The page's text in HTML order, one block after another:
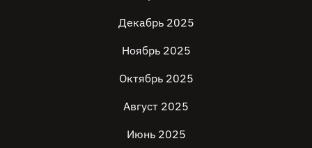
Декабрь 2025
Ноябрь 2025
Октябрь 2025
Август 2025
Июнь 2025